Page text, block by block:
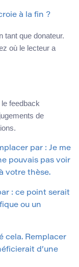
à la fin ?
tant que donateur.
où le lecteur a
feedback
de
par : Je me
pouvais pas voir
votre thèse.
: ce point serait
ou un
cela. Remplacer
d’une